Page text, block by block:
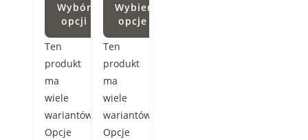
Wybór
opcji
Ten
produkt
ma
wiele
wariantów.
Opcje
Wybierz
opcje
Ten
produkt
ma
wiele
wariantów.
Opcje